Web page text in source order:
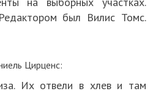
был Вилис Томс.
Цирценс:
Их отвели в хлев и там